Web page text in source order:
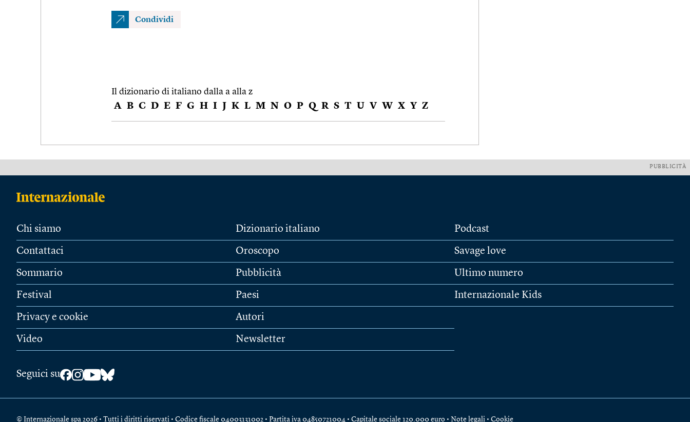
Condividi
Il dizionario di italiano dalla a alla z
A B C D E F G H I J K L M N O P Q R S T U V W X Y Z
PUBBLICITÀ
Chi siamo
Contattaci
Sommario
Festival
Privacy e cookie
Video
Dizionario italiano
Oroscopo
Pubblicità
Paesi
Autori
Newsletter
Podcast
Savage love
Ultimo numero
Internazionale Kids
Seguici su
© Internazionale spa 2026 • Tutti i diritti riservati • Codice fiscale 04003131002 • Partita iva 04850721004 • Capitale sociale 120.000 euro • Note legali • Cookie